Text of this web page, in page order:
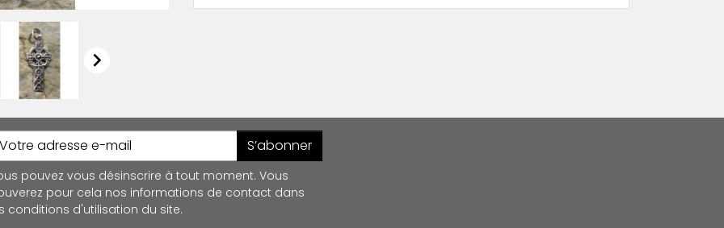

S’abonner
pouvez vous désinscrire à tout moment. Vous
pour cela nos informations de contact dans
conditions d'utilisation du site.